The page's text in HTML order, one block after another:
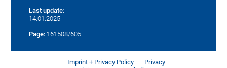
Last update:
14.01.2025
Page: 161508/605
Imprint + Privacy Policy
Privacy